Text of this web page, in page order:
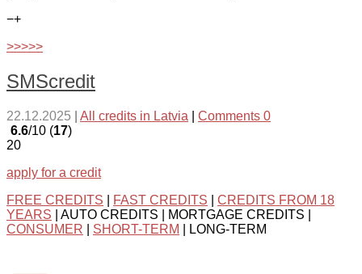
−+
>>>>>
SMScredit
22.12.2025 All credits in Latvia
Comments 0
6.6/10 (17)
20
apply for a credit
FREE CREDITS
FAST CREDITS
CREDITS FROM 18
YEARS | AUTO CREDITS | MORTGAGE CREDITS |
CONSUMER
SHORT-TERM | LONG-TERM